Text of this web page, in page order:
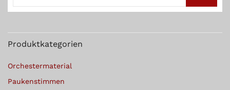
Produktkategorien
Orchestermaterial
Paukenstimmen